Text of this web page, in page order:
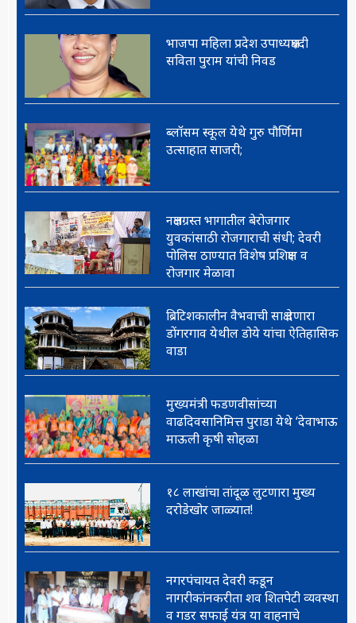
भाजपा महिला प्रदेश उपाध्यक्षपदी
सविता पुराम यांची निवड
ब्लॉसम स्कूल येथे गुरु पौर्णिमा
उत्साहात साजरी;
नक्षलग्रस्त भागातील बेरोजगार
युवकांसाठी रोजगाराची संधी; देवरी
पोलिस ठाण्यात विशेष प्रशिक्षण व
रोजगार मेळावा
ब्रिटिशकालीन वैभवाची साक्ष देणारा
डोंगरगाव येथील डोये यांचा ऐतिहासिक
वाडा
मुख्यमंत्री फडणवीसांच्या
वाढदिवसानिमित्त पुराडा येथे ‘देवाभाऊ
माऊली कृषी सोहळा
१८ लाखांचा तांदूळ लुटणारा मुख्य
दरोडेखोर जाळ्यात!
नगरपंचायत देवरी कडून
नागरीकांनकरीता शव शितपेटी व्यवस्था
व गडर सफाई यंत्र या वाहनाचे